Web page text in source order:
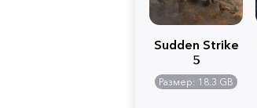
Sudden Strike
5
Размер: 18.3 GB